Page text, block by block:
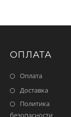
ОПЛАТА
Оплата
Доставка
Политика
безопасности